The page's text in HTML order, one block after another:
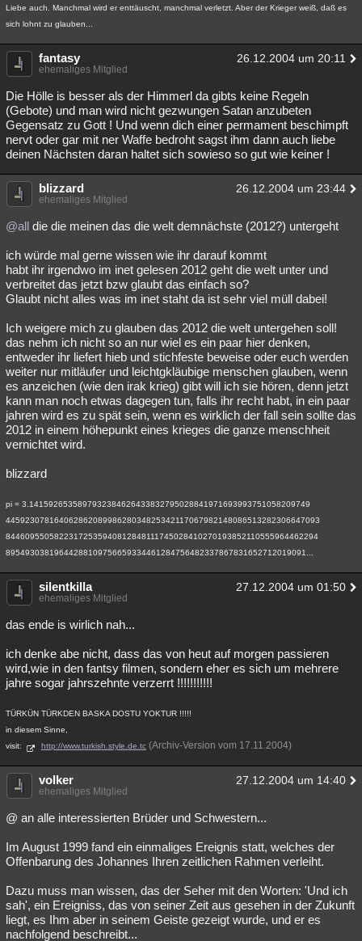
Liebe auch. Manchmal wird er enttäuscht, manchmal verletzt. Aber der Krieger weiß, daß es
sich lohnt zu glauben...
fantasy 26.12.2004 um 20:11
ehemaliges Mitglied
Die Hölle is besser als der Himmerl da gibts keine Regeln
(Gebote) und man wird nicht gezwungen Satan anzubeten
Gegensatz zu Gott ! Und wenn dich einer permament beschimpft
nervt oder gar mit ner Waffe bedroht sagst ihm dann auch liebe
deinen Nächsten daran haltet sich sowieso so gut wie keiner !
blizzard 26.12.2004 um 23:44
ehemaliges Mitglied
@all die die meinen das die welt demnächste (2012?) untergeht
ich würde mal gerne wissen wie ihr darauf kommt
habt ihr irgendwo im inet gelesen 2012 geht die welt unter und
verbreitet das jetzt bzw glaubt das einfach so?
Glaubt nicht alles was im inet staht da ist sehr viel müll dabei!
Ich weigere mich zu glauben das 2012 die welt untergehen soll!
das nehm ich nicht so an nur wiel es ein paar hier denken,
entweder ihr liefert hieb und stichfeste beweise oder euch werden
weiter nur mitläufer und leichtgkläubige menschen glauben, wenn
es anzeichen (wie den irak krieg) gibt will ich sie hören, denn jetzt
kann man noch etwas dagegen tun, falls ihr recht habt, in ein paar
jahren wird es zu spät sein, wenn es wirklich der fall sein sollte das
2012 in einem höhepunkt eines krieges die ganze menschheit
vernichtet wird.
blizzard
pi = 3.1415926535897932384626433832795028841971693993751058209749
44592307816406286208998628034825342117067982148086513282306647093
84460955058223172535940812848111745028410270193852110555964462294
89549303819644288109756659334461284756482337867831652712019091...
silentkilla 27.12.2004 um 01:50
ehemaliges Mitglied
das ende is wirlich nah...
ich denke abe nicht, dass das von heut auf morgen passieren
wird,wie in den fantsy filmen, sondern eher es sich um mehrere
jahre sogar jahrszehnte verzerrt !!!!!!!!!!!
TÜRKÜN TÜRKDEN BASKA DOSTU YOKTUR !!!!!
in diesem Sinne,
visit:
http://www.turkish.style.de.tc (Archiv-Version vom 17.11.2004)
volker 27.12.2004 um 14:40
ehemaliges Mitglied
@ an alle interessierten Brüder und Schwestern...
Im August 1999 fand ein einmaliges Ereignis statt, welches der
Offenbarung des Johannes Ihren zeitlichen Rahmen verleiht.
Dazu muss man wissen, das der Seher mit den Worten: 'Und ich
sah', ein Ereigniss, das von seiner Zeit aus gesehen in der Zukunft
liegt, es Ihm aber in seinem Geiste gezeigt wurde, und er es
nachfolgend beschreibt...